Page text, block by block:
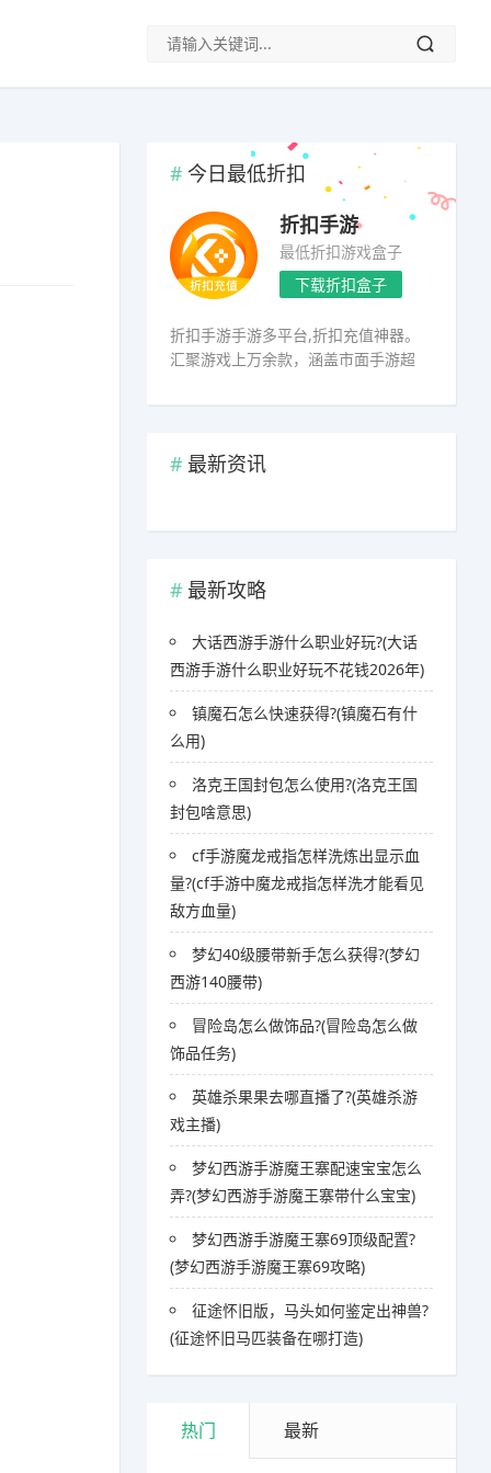
今日最低折扣
折扣手游
最低折扣游戏盒子
下载折扣盒子
折扣手游手游多平台,折扣充值神器。
汇聚游戏上万余款，涵盖市面手游超
最新资讯
最新攻略
大话西游手游什么职业好玩?(大话
西游手游什么职业好玩不花钱2026年)
镇魔石怎么快速获得?(镇魔石有什
么用)
洛克王国封包怎么使用?(洛克王国
封包啥意思)
cf手游魔龙戒指怎样洗炼出显示血
量?(cf手游中魔龙戒指怎样洗才能看见
敌方血量)
梦幻40级腰带新手怎么获得?(梦幻
西游140腰带)
冒险岛怎么做饰品?(冒险岛怎么做
饰品任务)
英雄杀果果去哪直播了?(英雄杀游
戏主播)
梦幻西游手游魔王寨配速宝宝怎么
弄?(梦幻西游手游魔王寨带什么宝宝)
梦幻西游手游魔王寨69顶级配置?
(梦幻西游手游魔王寨69攻略)
征途怀旧版，马头如何鉴定出神兽?
(征途怀旧马匹装备在哪打造)
热门 最新